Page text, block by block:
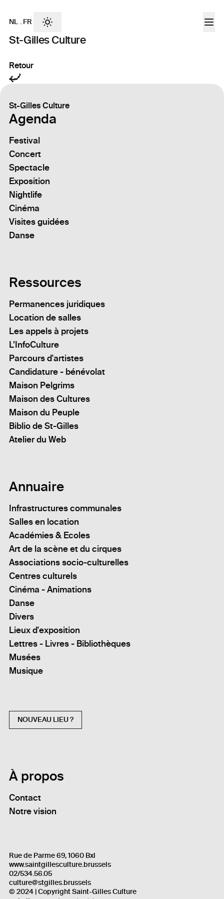
St-Gilles Culture
NL . FR
Retour
St-Gilles Culture
Agenda
Festival
Concert
Spectacle
Exposition
Nightlife
Cinéma
Visites guidées
Danse
Ressources
Permanences juridiques
Location de salles
Les appels à projets
L’InfoCulture
Parcours d'artistes
Candidature - bénévolat
Maison Pelgrims
Maison des Cultures
Maison du Peuple
Biblio de St-Gilles
Atelier du Web
Annuaire
Infrastructures communales
Salles en location
Académies & Ecoles
Art de la scène et du cirques
Associations socio-culturelles
Centres culturels
Cinéma - Animations
Danse
Divers
Lieux d'exposition
Lettres - Livres - Bibliothèques
Musées
Musique
NOUVEAU LIEU ?
À propos
Contact
Notre vision
Rue de Parme 69, 1060 Bxl
www.saintgillesculture.brussels
02/534.56.05
culture@stgilles.brussels
© 2024 | Copyright Saint-Gilles Culture